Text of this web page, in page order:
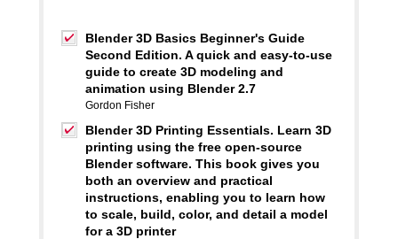
Blender 3D Basics Beginner's Guide
Second Edition. A quick and easy-to-use
guide to create 3D modeling and
animation using Blender 2.7
Gordon Fisher
Blender 3D Printing Essentials. Learn 3D
printing using the free open-source
Blender software. This book gives you
both an overview and practical
instructions, enabling you to learn how
to scale, build, color, and detail a model
for a 3D printer